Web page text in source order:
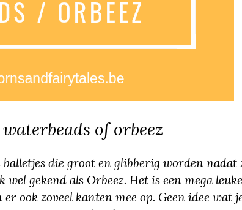
of orbeez
die groot en glibberig worden nadat
gekend als Orbeez. Het is een mega leuke
ook zoveel kanten mee op. Geen idee wat